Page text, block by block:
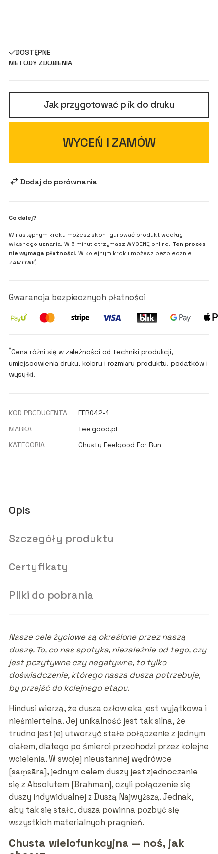
DOSTĘPNE
METODY ZDOBIENIA
Jak przygotować plik do druku
WYCEŃ I ZAMÓW
Dodaj do porównania
Co dalej?
W następnym kroku możesz skonfigurować produkt według
własnego uznania. W 5 minut otrzymasz WYCENĘ online. Ten proces
nie wymaga płatności. W kolejnym kroku możesz bezpiecznie
ZAMÓWIĆ.
Gwarancja bezpiecznych płatności
*Cena różni się w zależności od techniki produkcji,
umiejscowienia druku, koloru i rozmiaru produktu, podatków i
wysyłki.
KOD PRODUCENTA
FFR042-1
MARKA
feelgood.pl
KATEGORIA
Chusty Feelgood For Run
Opis
Szczegóły produktu
Certyfikaty
Pliki do pobrania
Nasze cele życiowe są określone przez naszą
duszę. To, co nas spotyka, niezależnie od tego, czy
jest pozytywne czy negatywne, to tylko
doświadczenie, którego nasza dusza potrzebuje,
by przejść do kolejnego etapu.
Hindusi wierzą, że dusza człowieka jest wyjątkowa i
nieśmiertelna. Jej unikalność jest tak silna, że
trudno jest jej utworzyć stałe połączenie z jednym
ciałem, dlatego po śmierci przechodzi przez kolejne
wcielenia. W swojej nieustannej wędrówce
[saṃsāra], jednym celem duszy jest zjednoczenie
się z Absolutem [Brahman], czyli połączenie się
duszy indywidualnej z Duszą Najwyższą. Jednak,
aby tak się stało, dusza powinna pozbyć się
wszystkich materialnych pragnień.
Chusta wielofunkcyjna — noś, jak